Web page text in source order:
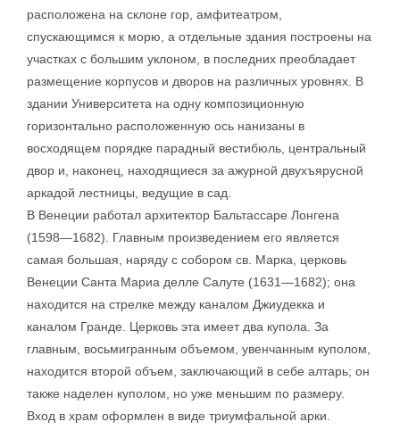
расположена на склоне гор, амфитеатром,
спускающимся к морю, а отдельные здания построены на
участках с большим уклоном, в последних преобладает
размещение корпусов и дворов на различных уровнях. В
здании Университета на одну композиционную
горизонтально расположенную ось нанизаны в
восходящем порядке парадный вестибюль, центральный
двор и, наконец, находящиеся за ажурной двухъярусной
аркадой лестницы, ведущие в сад.
В Венеции работал архитектор Бальтассаре Лонгена
(1598—1682). Главным произведением его является
самая большая, наряду с собором св. Марка, церковь
Венеции Санта Мариа делле Салуте (1631—1682); она
находится на стрелке между каналом Джиудекка и
каналом Гранде. Церковь эта имеет два купола. За
главным, восьмигранным объемом, увенчанным куполом,
находится второй объем, заключающий в себе алтарь; он
также наделен куполом, но уже меньшим по размеру.
Вход в храм оформлен в виде триумфальной арки.